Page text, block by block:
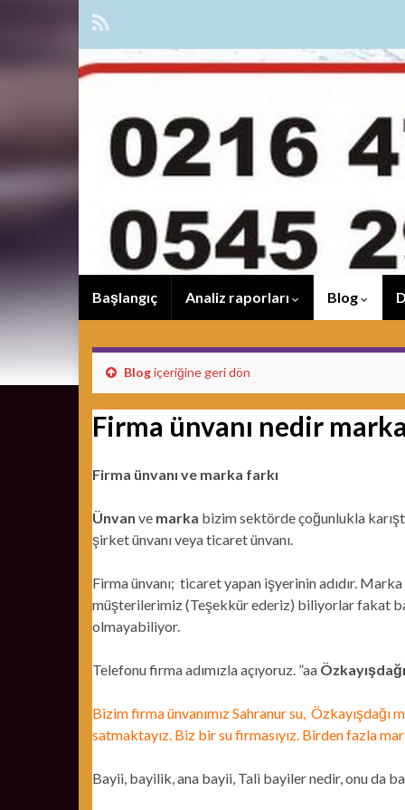
Başlangıç Analiz raporları Blog
Blogiçeriğine geri dön
Firma ünvanı nedir
Firma ünvanı ve marka farkı
Ünvan ve marka bizim sektörde çoğunlukla
şirket ünvanı veya ticaret ünvanı.
Firma ünvanı; ticaret yapan işyerinin adıdır.
müşterilerimiz (Teşekkür ederiz) biliyorlar fakat
olmayabiliyor.
Telefonu firma adımızla açıyoruz. ”aa
Bizim firma ünvanımız Sahranur su,
satmaktayız. Biz bir su firmasıyız. Birden fazla
Bayii, bayilik, ana bayii, Tali bayiler nedir, onu da